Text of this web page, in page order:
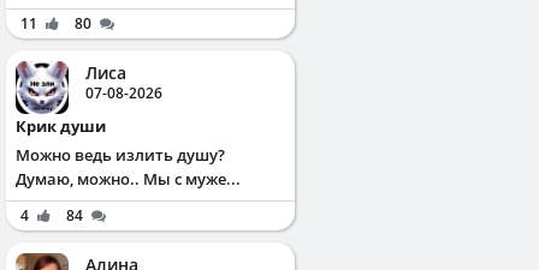
11 80
Лиса
07-08-2026
Крик души
Можно ведь излить душу?
Думаю, можно.. Мы с муже...
4 84
Алина